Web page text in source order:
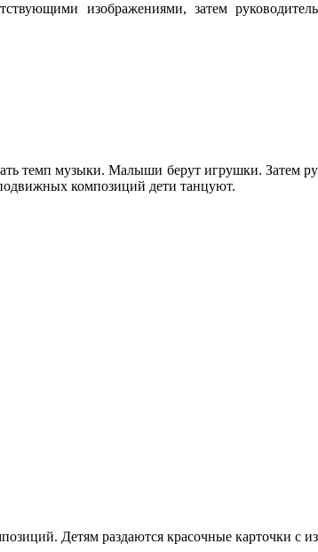
изображениями, затем
темп музыки. Малыши берут игрушки. Затем
композиций дети танцуют.
Детям раздаются красочные карточки